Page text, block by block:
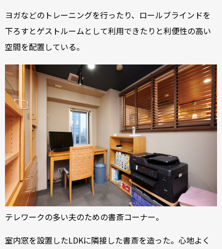
ヨガなどのトレーニングを行ったり、ロールブラインドを
下ろすとゲストルームとして利用できたりと利便性の高い
空間を配置している。
テレワークの多い夫のための書斎コーナー。
室内窓を設置したLDKに隣接した書斎を造った。心地よく